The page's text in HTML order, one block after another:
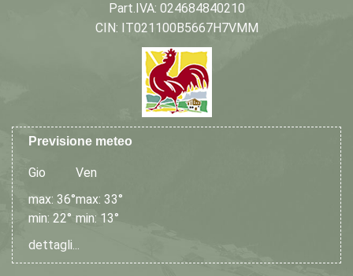
Part.IVA: 024684840210
CIN: IT021100B5667H7VMM
Previsione meteo
Gio
Ven
max: 36°
min: 22°
max: 33°
min: 13°
dettagli...